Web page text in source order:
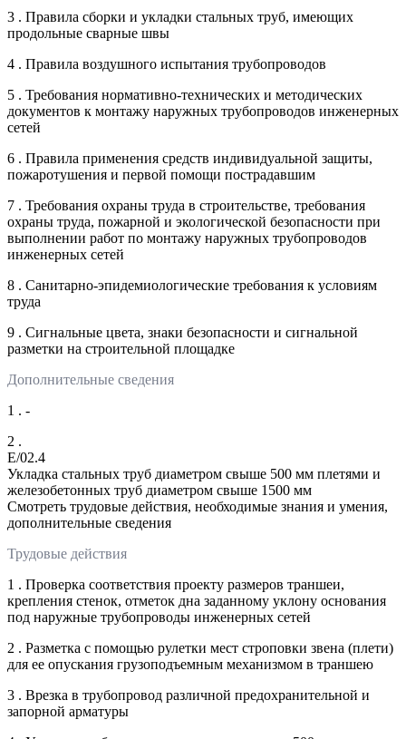
3 . Правила сборки и укладки стальных труб, имеющих
продольные сварные швы
4 . Правила воздушного испытания трубопроводов
5 . Требования нормативно-технических и методических
документов к монтажу наружных трубопроводов инженерных
сетей
6 . Правила применения средств индивидуальной защиты,
пожаротушения и первой помощи пострадавшим
7 . Требования охраны труда в строительстве, требования
охраны труда, пожарной и экологической безопасности при
выполнении работ по монтажу наружных трубопроводов
инженерных сетей
8 . Санитарно-эпидемиологические требования к условиям
труда
9 . Сигнальные цвета, знаки безопасности и сигнальной
разметки на строительной площадке
Дополнительные сведения
1 . -
2 .
E/02.4
Укладка стальных труб диаметром свыше 500 мм плетями и
железобетонных труб диаметром свыше 1500 мм
Смотреть трудовые действия, необходимые знания и умения,
дополнительные сведения
Трудовые действия
1 . Проверка соответствия проекту размеров траншеи,
крепления стенок, отметок дна заданному уклону основания
под наружные трубопроводы инженерных сетей
2 . Разметка с помощью рулетки мест строповки звена (плети)
для ее опускания грузоподъемным механизмом в траншею
3 . Врезка в трубопровод различной предохранительной и
запорной арматуры